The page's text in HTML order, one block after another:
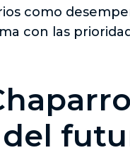
como
con las